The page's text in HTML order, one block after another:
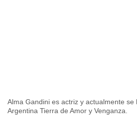
Alma Gandini es actriz y actualmente se
Argentina Tierra de Amor y Venganza.